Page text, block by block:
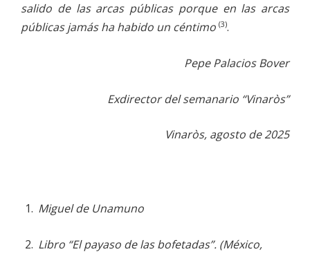
salido de las arcas públicas porque en las arcas
públicas jamás ha habido un céntimo (3).
Pepe Palacios Bover
Exdirector del semanario “Vinaròs”
Vinaròs, agosto de 2025
Miguel de Unamuno
Libro “El payaso de las bofetadas”. (México,